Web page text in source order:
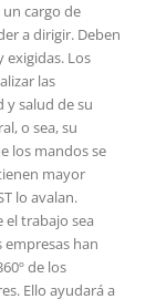
cargo de
a dirigir. Deben
exigidas. Los
las
y salud de su
o sea, su
los mandos se
mayor
lo avalan.
el trabajo sea
empresas han
de los
Ello ayudará a